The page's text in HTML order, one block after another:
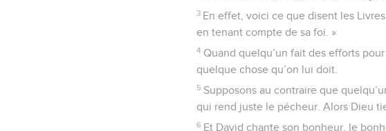
3 En effet, voici ce que disent les
en tenant compte de sa foi. »
4 Quand quelqu’un fait des efforts
quelque chose qu’on lui doit.
5 Supposons au contraire que
qui rend juste le pécheur. Alors Dieu
6 Et David chante son bonheur, le